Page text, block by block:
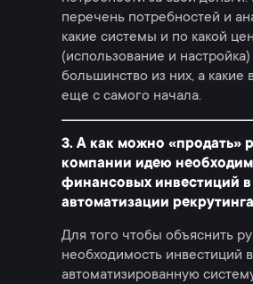
перечень потребностей и
какие системы и по какой
(использование и
большинство из них, а какие
еще с самого начала.
3. А как можно «продать»
компании идею
финансовых инвестиций в
автоматизации
Для того чтобы объяснить
необходимость инвестиций в
автоматизированную